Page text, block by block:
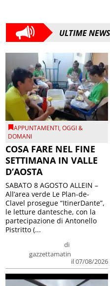
ULTIME NEWS
APPUNTAMENTI,OGGI &
DOMANI
COSA FARE NEL FINE
SETTIMANA IN VALLE
D’AOSTA
di
gazzettamatin
il 07/08/2026
SABATO 8 AGOSTO ALLEIN –
All’area verde Le Plan-de-
Clavel prosegue “ItinerDante”,
le letture dantesche, con la
partecipazione di Antonello
Pistritto (...